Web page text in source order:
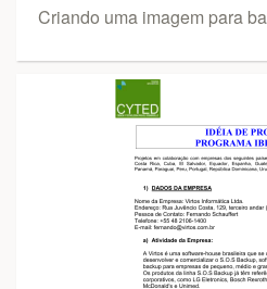
Criando uma imagem para